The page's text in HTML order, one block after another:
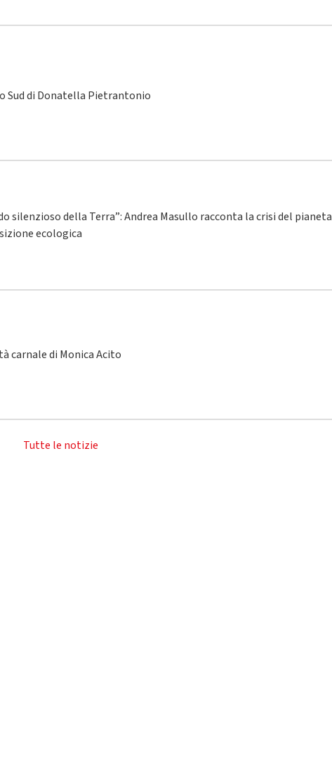
Sud di Donatella Pietrantonio
silenzioso della Terra”: Andrea Masullo racconta la crisi del pianeta
ecologica
carnale di Monica Acito
Tutte le notizie